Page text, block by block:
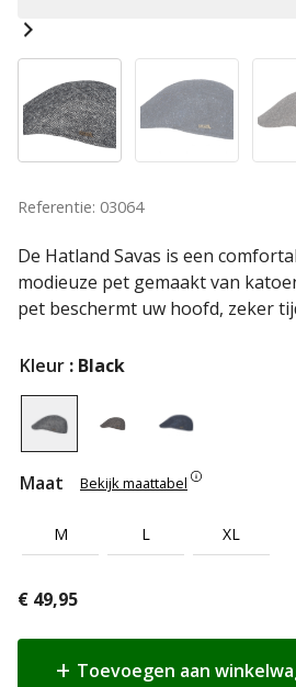
Referentie: 03064
De Hatland Savas is een
modieuze pet gemaakt van
pet beschermt uw hoofd, zeker
Kleur : Black
Maat Bekijk maattabel
M L XL
€ 49,95
Toevoegen aan